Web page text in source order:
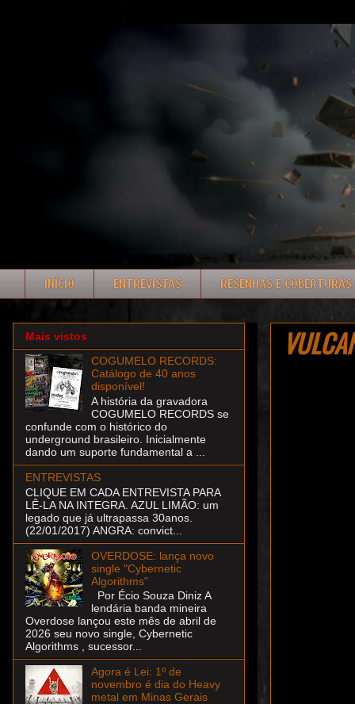
INÍCIO ENTREVISTAS RESENHAS E COBERTURAS
Mais vistos
COGUMELO RECORDS:
Catálogo de 40 anos
disponível!
A história da gravadora
COGUMELO RECORDS se
confunde com o histórico do
underground brasileiro. Inicialmente
dando um suporte fundamental a ...
ENTREVISTAS
CLIQUE EM CADA ENTREVISTA PARA
LÊ-LA NA INTEGRA. AZUL LIMÃO: um
legado que já ultrapassa 30anos.
(22/01/2017) ANGRA: convict...
OVERDOSE: lança novo
single "Cybernetic
Algorithms"
Por Écio Souza Diniz A
lendária banda mineira
Overdose lançou este mês de abril de
2026 seu novo single, Cybernetic
Algorithms , sucessor...
Agora é Lei: 1º de
novembro é dia do Heavy
metal em Minas Gerais